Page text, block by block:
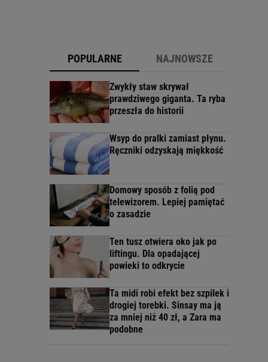
POPULARNE NAJNOWSZE
Zwykły staw skrywał
prawdziwego giganta. Ta ryba
przeszła do historii
Wsyp do pralki zamiast płynu.
Ręczniki odzyskają miękkość
Domowy sposób z folią pod
telewizorem. Lepiej pamiętać
o zasadzie
Ten tusz otwiera oko jak po
liftingu. Dla opadającej
powieki to odkrycie
Ta midi robi efekt bez szpilek i
drogiej torebki. Sinsay ma ją
za mniej niż 40 zł, a Zara ma
podobne